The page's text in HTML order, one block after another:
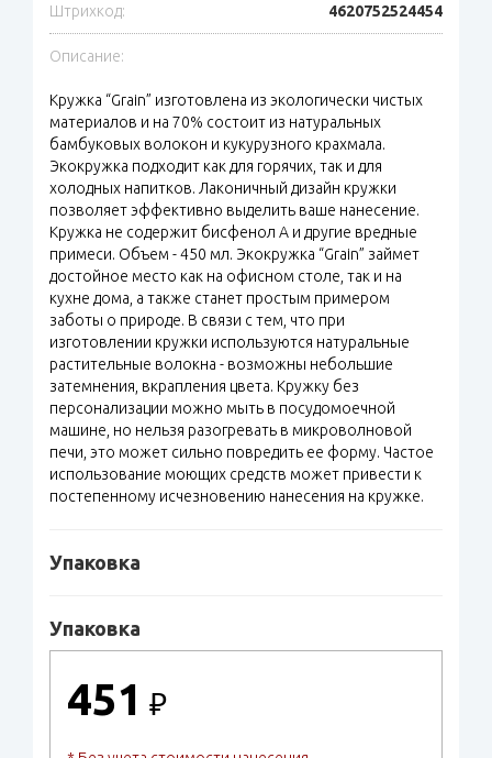
Штрихкод: 4620752524454
Описание:
Кружка “Grain” изготовлена из экологически чистых
материалов и на 70% состоит из натуральных
бамбуковых волокон и кукурузного крахмала.
Экокружка подходит как для горячих, так и для
холодных напитков. Лаконичный дизайн кружки
позволяет эффективно выделить ваше нанесение.
Кружка не содержит бисфенол А и другие вредные
примеси. Объем - 450 мл. Экокружка “Grain” займет
достойное место как на офисном столе, так и на
кухне дома, а также станет простым примером
заботы о природе. В связи с тем, что при
изготовлении кружки используются натуральные
растительные волокна - возможны небольшие
затемнения, вкрапления цвета. Кружку без
персонализации можно мыть в посудомоечной
машине, но нельзя разогревать в микроволновой
печи, это может сильно повредить ее форму. Частое
использование моющих средств может привести к
постепенному исчезновению нанесения на кружке.
Упаковка
Упаковка
451 ₽